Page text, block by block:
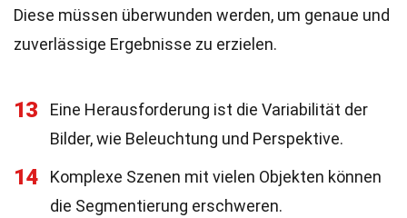
Diese müssen überwunden werden, um genaue und
zuverlässige Ergebnisse zu erzielen.
13
Eine Herausforderung ist die Variabilität der
Bilder, wie Beleuchtung und Perspektive.
14
Komplexe Szenen mit vielen Objekten können
die Segmentierung erschweren.